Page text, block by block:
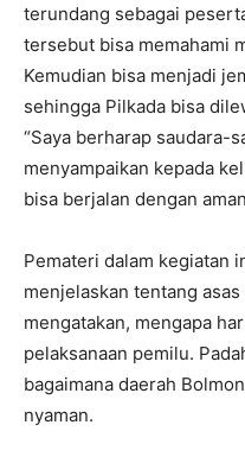
terundang sebagai
tersebut bisa memahami
Kemudian bisa menjadi
sehingga Pilkada bisa
“Saya berharap saudara-
menyampaikan kepada
bisa berjalan dengan
Pemateri dalam kegiatan
menjelaskan tentang
mengatakan, mengapa
pelaksanaan pemilu.
bagaimana daerah
nyaman.